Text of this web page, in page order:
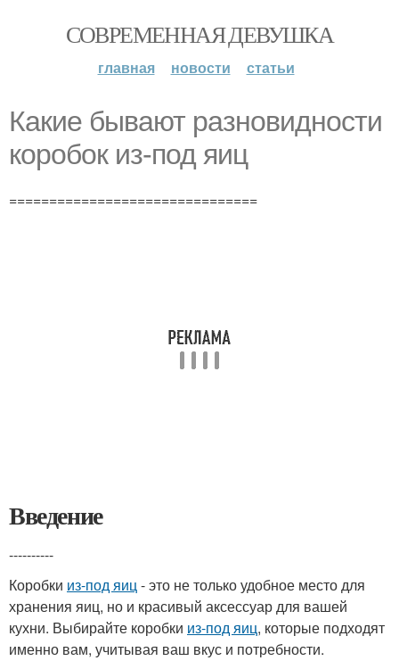
СОВРЕМЕННАЯ ДЕВУШКА
главная новости статьи
Какие бывают разновидности
коробок из-под яиц
===============================
Введение
----------
Коробки из-под яиц- это не только удобное место для
хранения яиц, но и красивый аксессуар для вашей
кухни. Выбирайте коробки из-под яиц, которые подходят
именно вам, учитывая ваш вкус и потребности.